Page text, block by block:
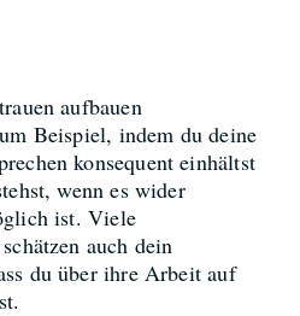
aufbauen
Beispiel, indem du deine
konsequent einhältst
wenn es wider
ist. Viele
auch dein
du über ihre Arbeit auf